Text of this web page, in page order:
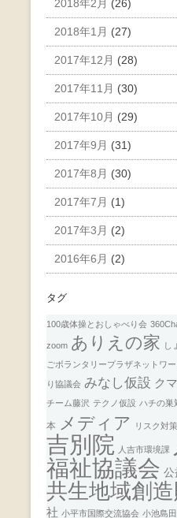
2018年2月 (26)
2018年1月 (27)
2017年12月 (28)
2017年11月 (30)
2017年10月 (29)
2017年9月 (31)
2017年8月 (30)
2017年7月 (1)
2017年3月 (2)
2016年6月 (2)
タグ
100歳体操とおしゃべり会
zoom ありえの家 し
ごボランタリープラザネットワー
り協議会 みなし仮設 ク
チーム藤沢 テクノ仮設 ハチの巣
本 メディア リスク対
吉別院
人吉市環境課
福祉協議会 公
共生地域創造
社 小平市国際交流協会 小池島